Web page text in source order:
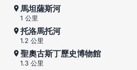
馬坦薩斯河
1 公里
托洛馬托河
1.2 公里
聖奧古斯丁歷史博物館
1.3 公里